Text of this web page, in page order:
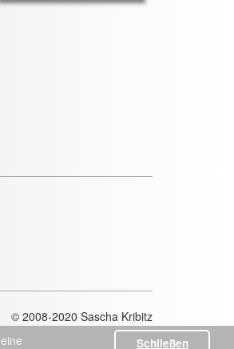
Schließen
© 2008-2020 Sascha Kribitz